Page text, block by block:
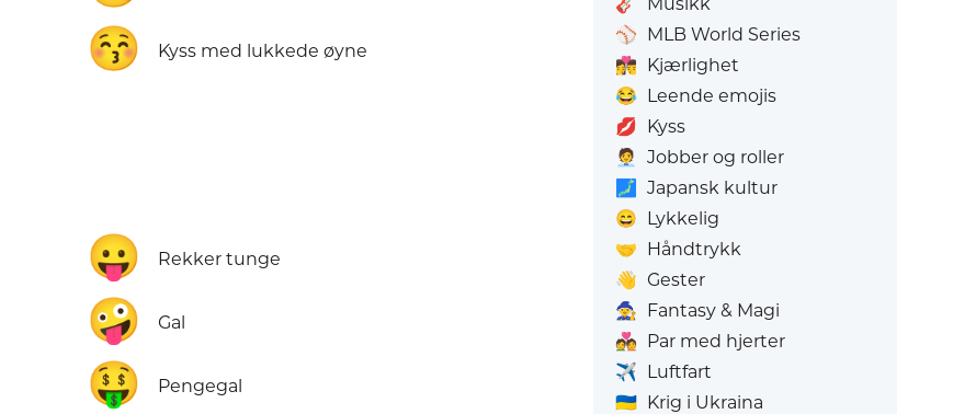
😚 Kyss med lukkede øyne
😛 Rekker tunge
🤪 Gal
🤑 Pengegal
⚾ MLB World Series
👩‍❤️‍💋‍👨 Kjærlighet
😂 Leende emojis
💋 Kyss
🧑‍💼
Jobber og roller
🗾 Japansk kultur
😄 Lykkelig
🤝 Håndtrykk
👋 Gester
🧙 Fantasy & Magi
💑 Par med hjerter
✈️ Luftfart
🇺🇦 Krig i Ukraina